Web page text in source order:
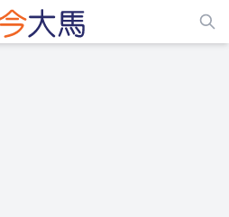
ADS